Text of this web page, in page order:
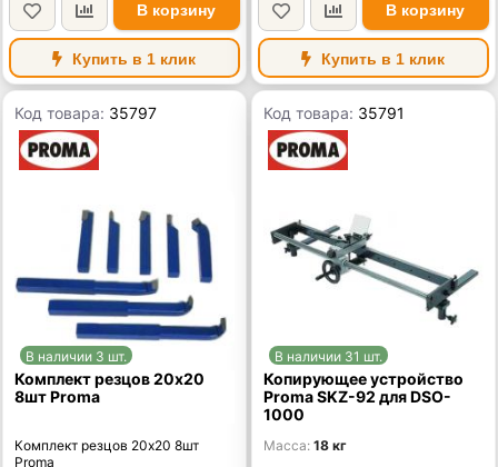
В корзину
Купить в 1 клик
В корзину
Купить в 1 клик
Код товара: 35797
В наличии 3 шт.
Комплект резцов 20х20
8шт Proma
Комплект резцов 20х20 8шт
Proma
Код товара: 35791
В наличии 31 шт.
Копирующее устройство
Proma SKZ-92 для DSO-
1000
Масса 18 кг